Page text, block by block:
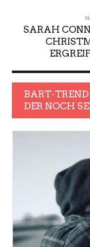
SARAH
BART-
DER NOCH